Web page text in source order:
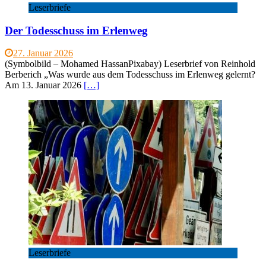
Leserbriefe
Der Todesschuss im Erlenweg
27. Januar 2026
(Symbolbild – Mohamed HassanPixabay) Leserbrief von Reinhold
Berberich „Was wurde aus dem Todesschuss im Erlenweg gelernt?
Am 13. Januar 2026 […]
Leserbriefe